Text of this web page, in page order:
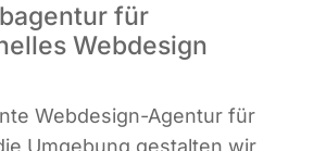
für
Webdesign
Web­de­sign-Agen­tur für
Umge­bung gestal­ten wir